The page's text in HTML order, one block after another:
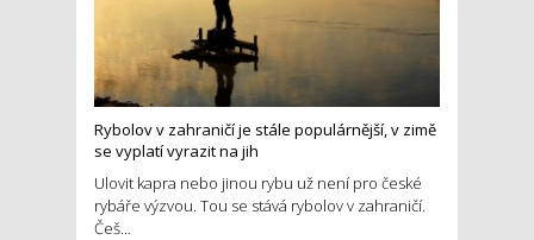
Rybolov v zahraničí je stále populárnější, v zimě
se vyplatí vyrazit na jih
Ulovit kapra nebo jinou rybu už není pro české
rybáře výzvou. Tou se stává rybolov v zahraničí.
Češ...